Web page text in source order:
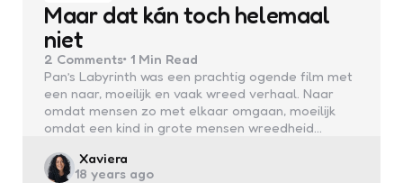
Maar dat kán toch helemaal
niet
2 Comments 1 Min Read
Pan’s Labyrinth was een prachtig ogende film met
een naar, moeilijk en vaak wreed verhaal. Naar
omdat mensen zo met elkaar omgaan, moeilijk
omdat een kind in grote mensen wreedheid…
Posted
by
Xaviera
18 years ago